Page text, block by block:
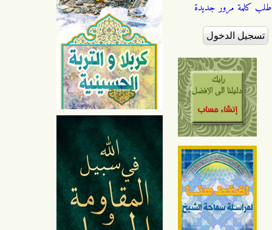
طلب كلمة مرور جديدة